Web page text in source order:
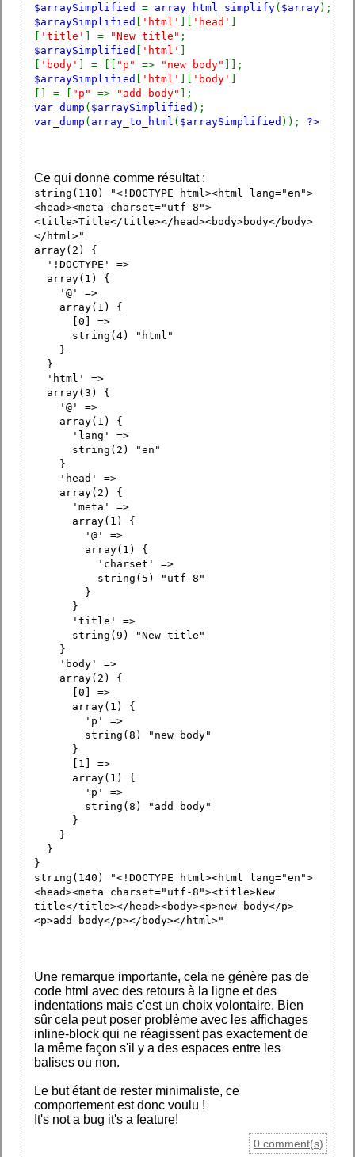
$arraySimplified = array_html_simplify( $array);
$arraySimplified [ 'html' ][ 'head' ]
[ 'title' ] = "New title" ;
$arraySimplified [ 'html' ]
[ 'body' ] = [[ "p" => "new body" ]];
$arraySimplified [ 'html' ][ 'body' ]
[] = [ "p" => "add body" ];
var_dump ( $arraySimplified );
var_dump ( array_to_html ( $arraySimplified )); ?>
Ce qui donne comme résultat :
string(110) "<!DOCTYPE html><html lang="en">
<head><meta charset="utf-8">
<title>Title</title></head><body>body</body>
</html>"
array(2) {
'!DOCTYPE' =>
array(1) {
'@' =>
array(1) {
[0] =>
string(4) "html"
}
}
'html' =>
array(3) {
'@' =>
array(1) {
'lang' =>
string(2) "en"
}
'head' =>
array(2) {
'meta' =>
array(1) {
'@' =>
array(1) {
'charset' =>
string(5) "utf-8"
}
}
'title' =>
string(9) "New title"
}
'body' =>
array(2) {
[0] =>
array(1) {
'p' =>
string(8) "new body"
}
[1] =>
array(1) {
'p' =>
string(8) "add body"
}
}
}
}
string(140) "<!DOCTYPE html><html lang="en">
<head><meta charset="utf-8"><title>New
title</title></head><body><p>new body</p>
<p>add body</p></body></html>"
Une remarque importante, cela ne génère pas de
code html avec des retours à la ligne et des
indentations mais c'est un choix volontaire. Bien
sûr cela peut poser problème avec les affichages
inline-block qui ne réagissent pas exactement de
la même façon s'il y a des espaces entre les
balises ou non.
Le but étant de rester minimaliste, ce
comportement est donc voulu !
It's not a bug it's a feature!
0 comment(s)